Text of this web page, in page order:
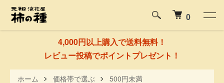
4,000円以上購入で送料無料！
レビュー投稿でポイントプレゼント！
0
ホーム 価格帯で選ぶ 500円未満